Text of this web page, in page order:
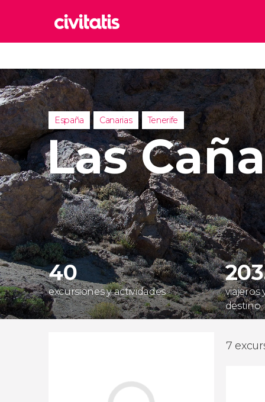
Italia
Reino
Reino
Turquía
España Canarias Tenerife
Las
40
excursiones y actividades
viajeros
destino
7